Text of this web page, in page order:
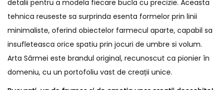
detalii pentru a modela fiecare bucla cu precizie. Aceasta
tehnica reuseste sa surprinda esenta formelor prin linii
minimaliste, oferind obiectelor farmecul aparte, capabil sa
insufleteasca orice spatiu prin jocuri de umbre si volum.
Arta Sârmei este brandul original, recunoscut ca pionier în
domeniu, cu un portofoliu vast de creații unice.